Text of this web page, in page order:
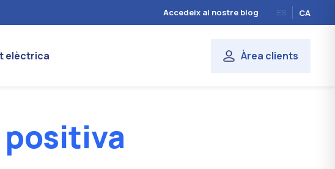
Accedeix al nostre blog ES CA
elèctrica Àrea clients